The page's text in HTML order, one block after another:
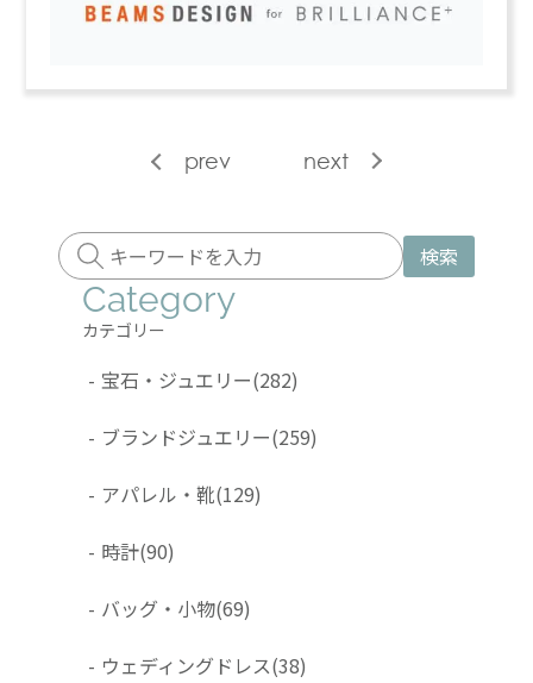
prev next
検索
Category
カテゴリー
- 宝石・ジュエリー(282)
- ブランドジュエリー(259)
- アパレル・靴(129)
- 時計(90)
- バッグ・小物(69)
- ウェディングドレス(38)